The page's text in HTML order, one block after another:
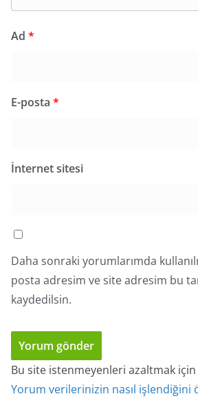
Ad *
E-posta *
İnternet sitesi
Daha sonraki yorumlarımda
posta adresim ve site adresim bu
kaydedilsin.
Bu site istenmeyenleri azaltmak için
Yorum verilerinizin nasıl işlendiğini